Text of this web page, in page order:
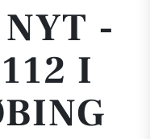
NYT -
I